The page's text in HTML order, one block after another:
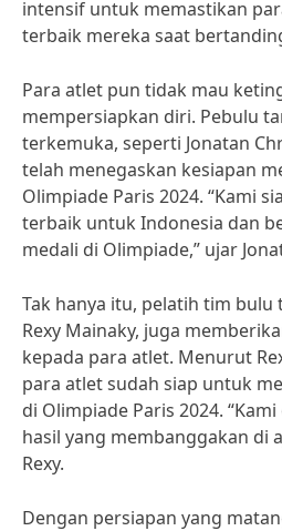
intensif untuk memastikan
terbaik mereka saat
Para atlet pun tidak mau
mempersiapkan diri. Pebulu
terkemuka, seperti Jonatan
telah menegaskan kesiapan
Olimpiade Paris 2024. “Kami
terbaik untuk Indonesia dan
medali di Olimpiade,” ujar
Tak hanya itu, pelatih tim bulu
Rexy Mainaky, juga
kepada para atlet. Menurut
para atlet sudah siap untuk
di Olimpiade Paris 2024.
hasil yang membanggakan di
Rexy.
Dengan persiapan yang